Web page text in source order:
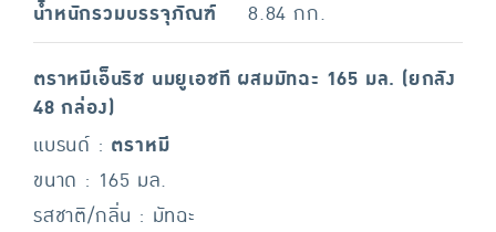
น้ำหนักรวมบรรจุภัณฑ์ 8.84 กก.
ตราหมีเอ็นริช นมยูเอชที ผสมมัทฉะ 165 มล. (ยกลัง
48 กล่อง)
แบรนด์ : ตราหมี
ขนาด : 165 มล.
รสชาติ/กลิ่น : มัทฉะ